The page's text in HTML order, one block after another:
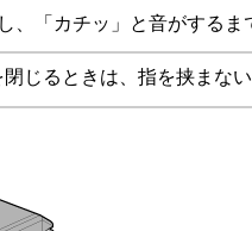
、「カチッ」と音がする
閉じるときは、指を挟まな